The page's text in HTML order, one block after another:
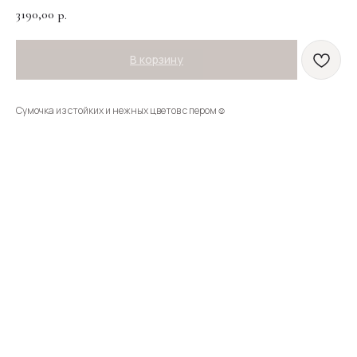
3190,00 р.
В корзину
Сумочка из стойких и нежных цветов с пером☺️